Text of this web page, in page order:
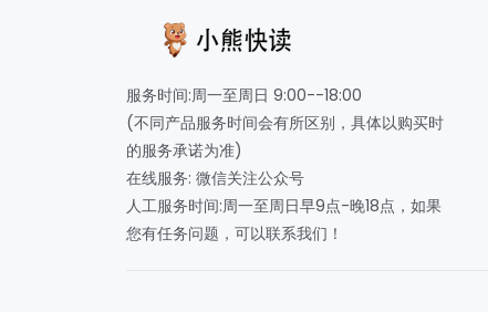
服务时间:周一至周日 9:00--18:00
(不同产品服务时间会有所区别，具体以购买时
的服务承诺为准)
在线服务: 微信关注公众号
人工服务时间:周一至周日早9点-晚18点，如果
您有任务问题，可以联系我们！